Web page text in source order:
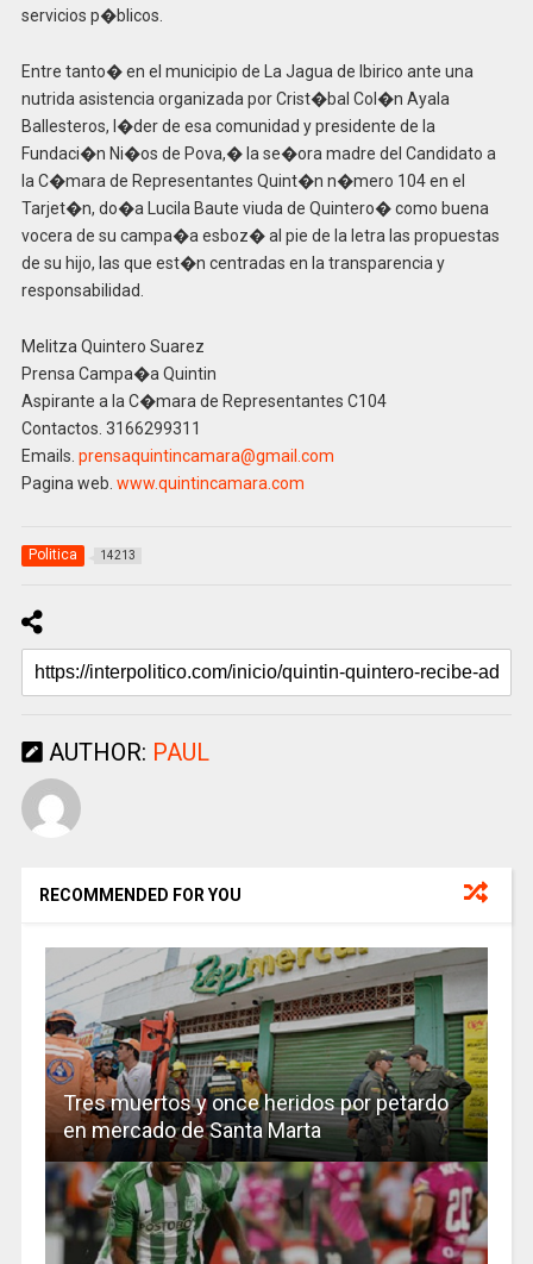
servicios p�blicos.
Entre tanto� en el municipio de La Jagua de Ibirico ante una
nutrida asistencia organizada por Crist�bal Col�n Ayala
Ballesteros, l�der de esa comunidad y presidente de la
Fundaci�n Ni�os de Pova,� la se�ora madre del Candidato a
la C�mara de Representantes Quint�n n�mero 104 en el
Tarjet�n, do�a Lucila Baute viuda de Quintero� como buena
vocera de su campa�a esboz� al pie de la letra las propuestas
de su hijo, las que est�n centradas en la transparencia y
responsabilidad.
Melitza Quintero Suarez
Prensa Campa�a Quintin
Aspirante a la C�mara de Representantes C104
Contactos. 3166299311
Emails. prensaquintincamara@gmail.com
Pagina web. www.quintincamara.com
Politica 14213
AUTHOR: PAUL
RECOMMENDED FOR YOU
Tres muertos y once heridos por petardo
en mercado de Santa Marta